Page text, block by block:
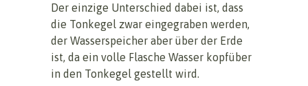
Der einzige Unterschied dabei ist, dass
die Tonkegel zwar eingegraben werden,
der Wasserspeicher aber über der Erde
ist, da ein volle Flasche Wasser kopfüber
in den Tonkegel gestellt wird.